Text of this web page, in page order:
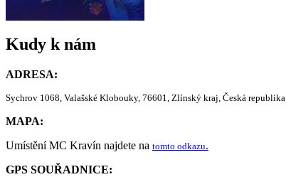
Kudy k nám
ADRESA:
Sychrov 1068, Valašské Klobouky, 76601, Zlínský kraj, Česká republika
MAPA:
Umístění MC Kravín najdete na tomto odkazu.
GPS SOUŘADNICE: